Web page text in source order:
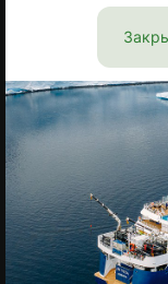
Компания
О нас
Отзывы клиентов
Команда
Вакансии
Контакты
Оплата
Сотрудничество